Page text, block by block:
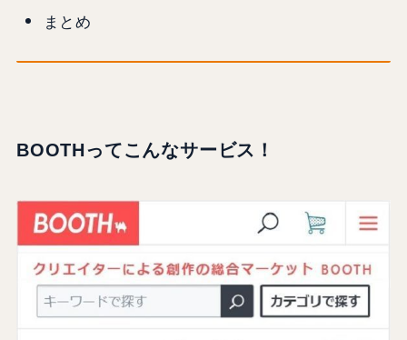
まとめ
BOOTHってこんなサービス！